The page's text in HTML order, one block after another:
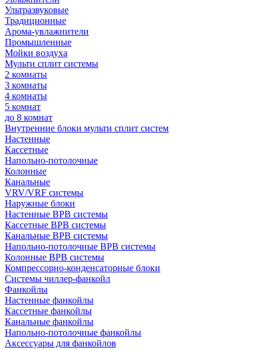
Ультразвуковые
Традиционные
Арома-увлажнители
Промышленные
Мойки воздуха
Мульти сплит системы
2 комнаты
3 комнаты
4 комнаты
5 комнат
до 8 комнат
Внутренние блоки мульти сплит систем
Настенные
Кассетные
Напольно-потолочные
Колонные
Канальные
VRV/VRF системы
Наружные блоки
Настенные ВРВ системы
Кассетные ВРВ системы
Канальные ВРВ системы
Напольно-потолочные ВРВ системы
Колонные ВРВ системы
Компрессорно-конденсаторные блоки
Системы чиллер-фанкойл
Фанкойлы
Настенные фанкойлы
Кассетные фанкойлы
Канальные фанкойлы
Напольно-потолочные фанкойлы
Аксессуары для фанкойлов